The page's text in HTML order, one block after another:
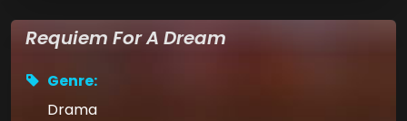
Requiem For A Dream
Genre:
Drama